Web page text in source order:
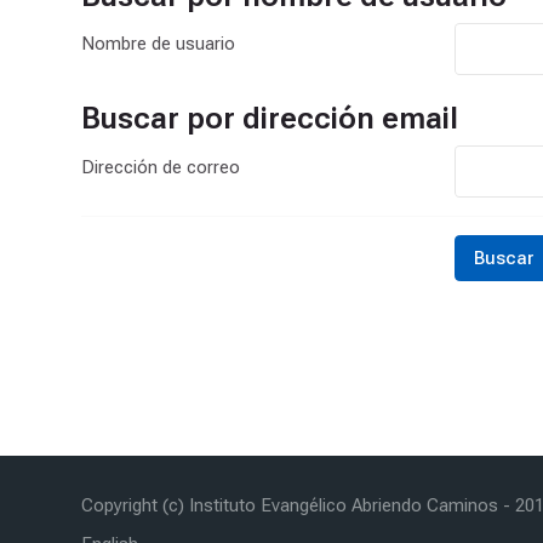
Nombre de usuario
Buscar por dirección email
Buscar por dirección email
Dirección de correo
Copyright (c) Instituto Evangélico Abriendo Caminos -